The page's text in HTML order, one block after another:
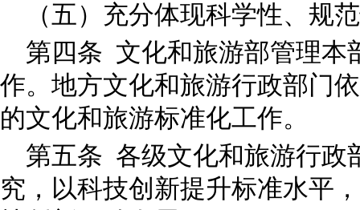
（五）充分体现科学性、规
第四条 文化和旅游部管理本
作。地方文化和旅游行政部门
的文化和旅游标准化工作。
第五条 各级文化和旅游行政
究，以科技创新提升标准水平